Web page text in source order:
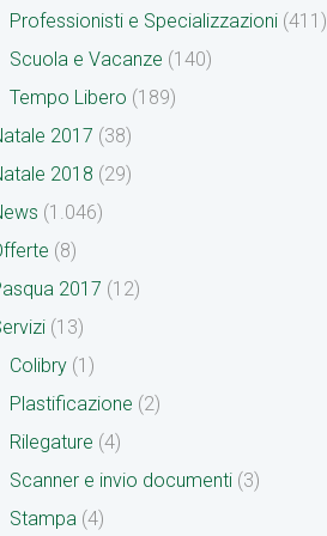
Professionisti e Specializzazioni (411)
Scuola e Vacanze (140)
Tempo Libero (189)
2017 (38)
2018 (29)
(1.046)
(8)
2017 (12)
(13)
Colibry (1)
Plastificazione (2)
Rilegature (4)
Scanner e invio documenti (3)
Stampa (4)